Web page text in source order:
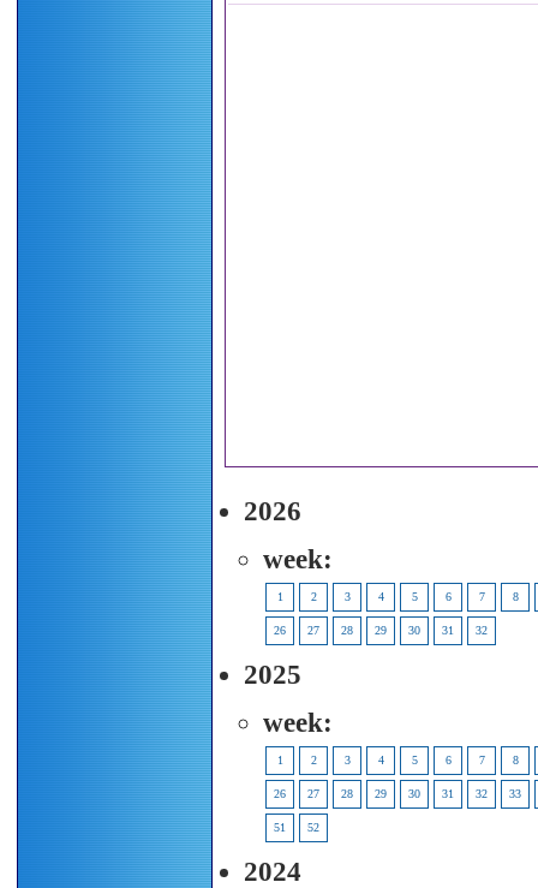
2026
week:
1 2 3 4 5 6 7 8
26 27 28 29 30 31 32
2025
week:
1 2 3 4 5 6 7 8
26 27 28 29 30 31 32 33
51 52
2024